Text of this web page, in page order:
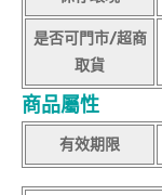
是否可門市/超商
取貨
商品屬性
有效期限